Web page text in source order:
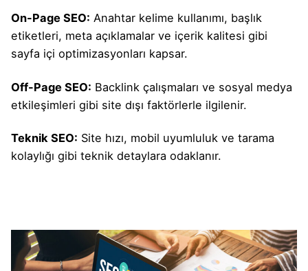
On-Page SEO: Anahtar kelime kullanımı, başlık
etiketleri, meta açıklamalar ve içerik kalitesi gibi
sayfa içi optimizasyonları kapsar.
Off-Page SEO: Backlink çalışmaları ve sosyal medya
etkileşimleri gibi site dışı faktörlerle ilgilenir.
Teknik SEO: Site hızı, mobil uyumluluk ve tarama
kolaylığı gibi teknik detaylara odaklanır.